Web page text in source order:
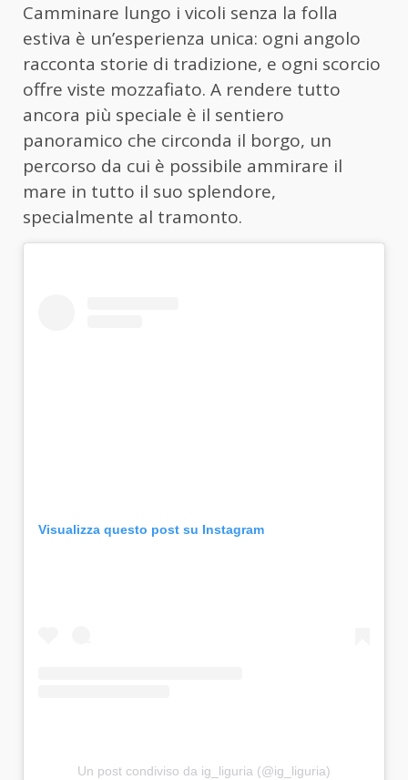
Camminare lungo i vicoli senza la folla
estiva è un’esperienza unica: ogni angolo
racconta storie di tradizione, e ogni scorcio
offre viste mozzafiato. A rendere tutto
ancora più speciale è il sentiero
panoramico che circonda il borgo, un
percorso da cui è possibile ammirare il
mare in tutto il suo splendore,
specialmente al tramonto.
Visualizza questo post su Instagram
Un post condiviso da ig_liguria (@ig_liguria)